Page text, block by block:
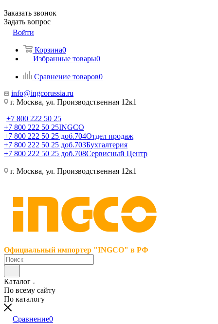
Заказать звонок
Задать вопрос
Войти
Корзина0
Избранные товары0
Сравнение товаров0
info@ingcorussia.ru
г. Москва, ул. Производственная 12к1
+7 800 222 50 25
+7 800 222 50 25INGCO
+7 800 222 50 25 доб.704Отдел продаж
+7 800 222 50 25 доб.703Бухгалтерия
+7 800 222 50 25 доб.708Сервисный Центр
г. Москва, ул. Производственная 12к1
Официальный импортер "INGCO" в РФ
Каталог
По всему сайту
По каталогу
Сравнение0